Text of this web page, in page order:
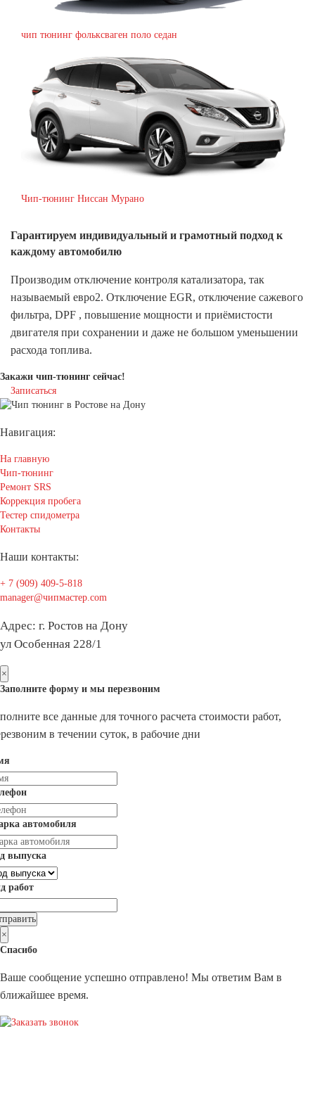
чип тюнинг фольксваген поло седан
Чип-тюнинг Ниссан Мурано
Гарантируем индивидуальный и грамотный подход к
каждому автомобилю
Производим отключение контроля катализатора, так
называемый евро2. Отключение EGR, отключение сажевого
фильтра, DPF , повышение мощности и приёмистости
двигателя при сохранении и даже не большом уменьшении
расхода топлива.
Закажи чип-тюнинг сейчас!
Записаться
Навигация:
На главную
Чип-тюнинг
Ремонт SRS
Коррекция пробега
Тестер спидометра
Контакты
Наши контакты:
+ 7 (909) 409-5-818
manager@чипмастер.com
Адрес: г. Ростов на Дону
ул Особенная 228/1
×
Заполните форму и мы перезвоним
все данные для точного расчета стоимости работ,
в течении суток, в рабочие дни
автомобиля
выпуска
работ
×
Спасибо
Ваше сообщение успешно отправлено! Мы ответим Вам в
ближайшее время.